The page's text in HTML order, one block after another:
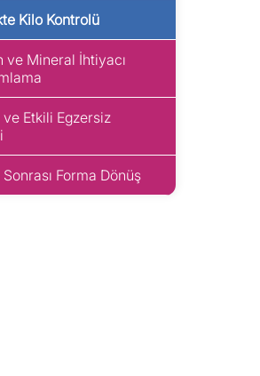
Kilo Kontrolü
ve Mineral İhtiyacı
ve Etkili Egzersiz
Forma Dönüş